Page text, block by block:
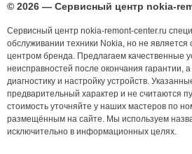
© 2026 — Сервисный центр nokia-
Сервисный центр nokia-remont-center.ru
обслуживании техники Nokia, но не
центром бренда. Предлагаем качественные
неисправностей после окончания гарантии,
диагностику и настройку устройств.
предварительный характер и не считаются
стоимость уточняйте у наших мастеров по
размещённым на сайте. Мы используем
исключительно в информационных целях.